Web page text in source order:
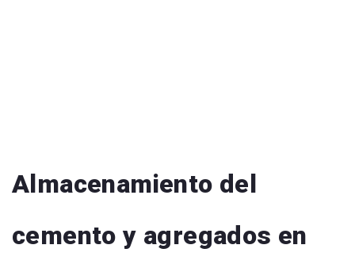
Almacenamiento del
cemento y agregados en